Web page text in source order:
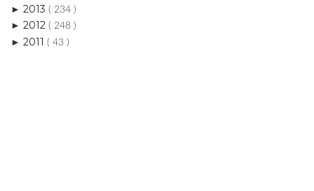
► 2013 ( 234 )
► 2012 ( 248 )
► 2011 ( 43 )